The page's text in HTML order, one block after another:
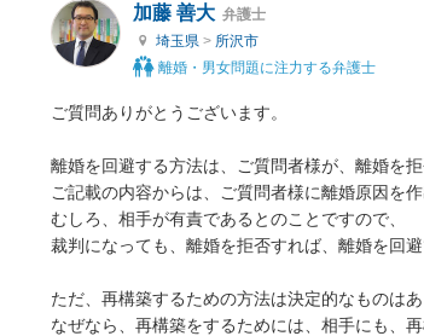
加藤 善大 弁護士
埼玉県 > 所沢市
離婚・男女問題に注力する弁護士
ご質問ありがとうございます。
離婚を回避する方法は、ご質問者様が、離婚を拒
ご記載の内容からは、ご質問者様に離婚原因を作
むしろ、相手が有責であるとのことですので、
裁判になっても、離婚を拒否すれば、離婚を回
ただ、再構築するための方法は決定的なものはあ
なぜなら、再構築をするためには、相手にも、